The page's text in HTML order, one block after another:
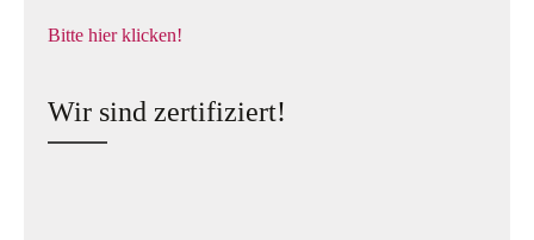
Bitte hier klicken!
Wir sind zertifiziert!